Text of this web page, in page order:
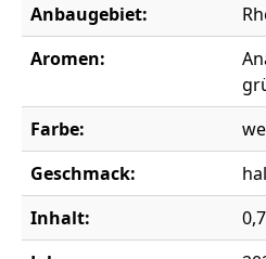
Anbaugebiet:
Aromen:
Farbe:
Geschmack:
Inhalt: